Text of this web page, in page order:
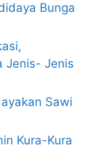
Bunga
Jenis- Jenis
Sawi
Kura-Kura